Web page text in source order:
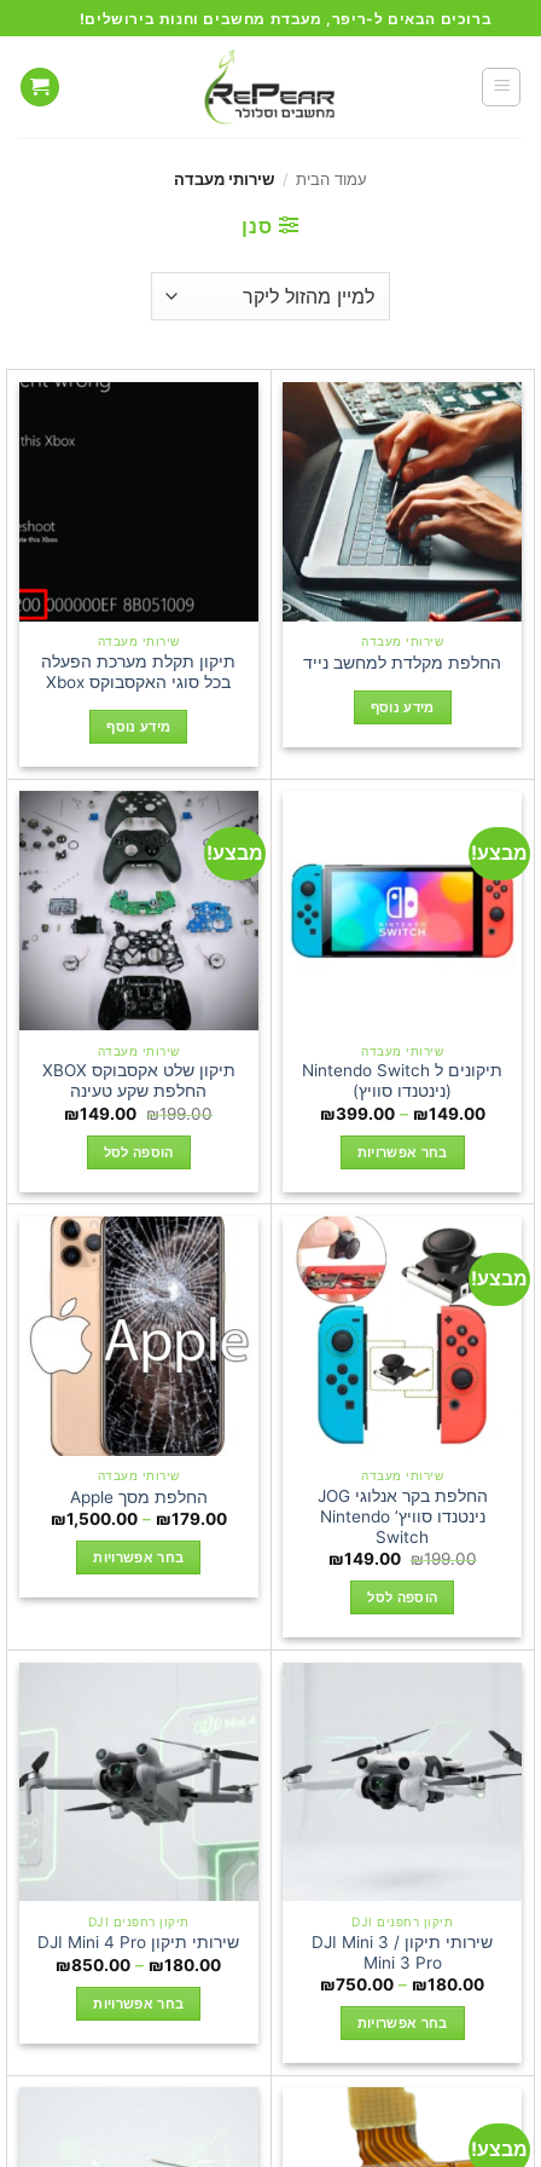
to
content
ברוכים הבאים ל-ריפר, מעבדת מחשבים וחנות בירושלים!
עמוד הבית / שירותי מעבדה
סנן
שירותי מעבדה
החלפת מקלדת למחשב נייד
מידע נוסף
שירותי מעבדה
תיקון תקלת מערכת הפעלה
בכל סוגי האקסבוקס Xbox
מידע נוסף
מבצע!
שירותי מעבדה
תיקונים ל Nintendo Switch
(נינטנדו סוויץ)
₪149.00
–
₪399.00
בחר אפשרויות
זה
מספר
סוגים.
לבחור
את
האפשרויות
בעמוד
המוצר
מבצע!
שירותי מעבדה
תיקון שלט אקסבוקס XBOX
החלפת שקע טעינה
₪199.00
המחיר
היה:
₪199.00.
₪149.00
המחיר
הוספה לסל
מבצע!
שירותי מעבדה
החלפת בקר אנלוגי JOG
נינטנדו סוויץ’ Nintendo
Switch
₪199.00
המחיר
היה:
₪199.00.
₪149.00
הוספה לסל
שירותי מעבדה
החלפת מסך Apple
₪179.00
–
₪1,500.00
בחר אפשרויות
מספר
את
האפשרויות
בעמוד
תיקון רחפנים DJI
שירותי תיקון DJI Mini 3 /
Mini 3 Pro
₪180.00
–
₪750.00
טווח
בחר אפשרויות
זה
יש
מספר
סוגים.
תיקון רחפנים DJI
שירותי תיקון DJI Mini 4 Pro
₪180.00
–
₪850.00
טווח
בחר אפשרויות
יש
מבצע!